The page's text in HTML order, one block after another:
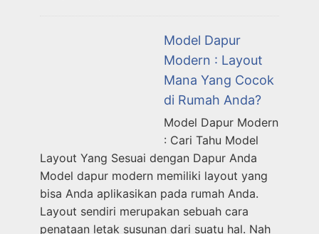
Model Dapur
Modern : Layout
Mana Yang Cocok
di Rumah Anda?
Model Dapur Modern
: Cari Tahu Model
Layout Yang Sesuai dengan Dapur Anda
Model dapur modern memiliki layout yang
bisa Anda aplikasikan pada rumah Anda.
Layout sendiri merupakan sebuah cara
penataan letak susunan dari suatu hal. Nah